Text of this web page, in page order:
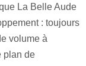
La Belle Aude
: toujours
volume à
plan de